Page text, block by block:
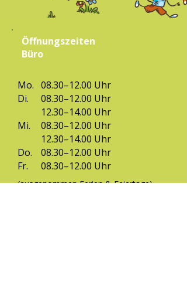
Öffnungszeiten
Büro
Mo. 08.30–12.00 Uhr
Di.
08.30–12.00 Uhr
12.30–14.00 Uhr
Mi.
08.30–12.00 Uhr
12.30–14.00 Uhr
Do.
08.30–12.00 Uhr
Fr.
08.30–12.00 Uhr
(ausgenommen Ferien & Feiertage)